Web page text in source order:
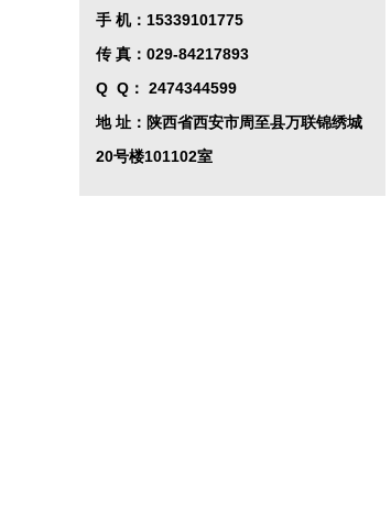
手 机：15339101775
传 真：029-84217893
Q Q ： 2474344599
地 址：陕西省西安市周至县万联锦绣城
20号楼101102室